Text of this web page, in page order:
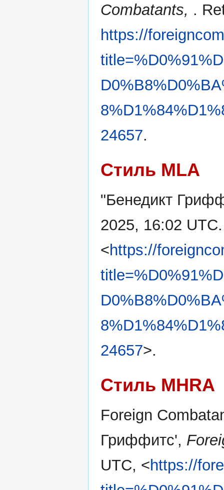
Combatants, .
https://
24657.
Стиль MLA
"Бенедикт
2025, 16:02
<https://
24657>.
Стиль MHRA
Foreign
Гриффитс',
UTC, <https://